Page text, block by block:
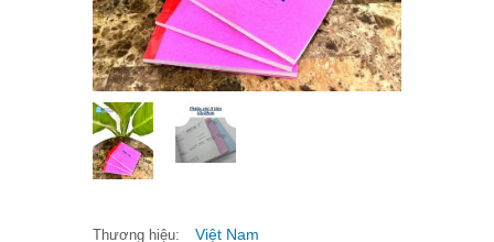
Thương hiệu: Việt Nam